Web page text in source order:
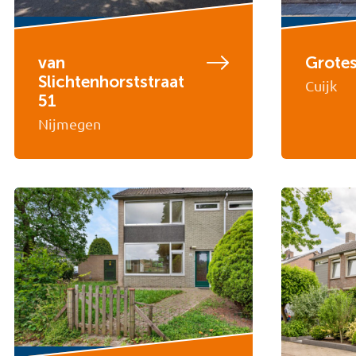
van
Slichtenhorststraat
51
Nijmegen
Cuijk